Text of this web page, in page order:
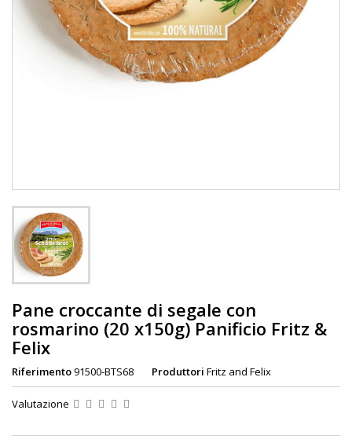
Pane croccante di segale con
rosmarino (20 x150g) Panificio Fritz &
Felix
Riferimento91500-BTS68 Produttori Fritz and Felix
Valutazione